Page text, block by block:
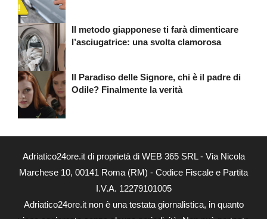
Il metodo giapponese ti farà dimenticare
l’asciugatrice: una svolta clamorosa
Il Paradiso delle Signore, chi è il padre di
Odile? Finalmente la verità
Adriatico24ore.it di proprietà di WEB 365 SRL - Via Nicola
Marchese 10, 00141 Roma (RM) - Codice Fiscale e Partita
I.V.A. 12279101005
Adriatico24ore.it non è una testata giornalistica, in quanto